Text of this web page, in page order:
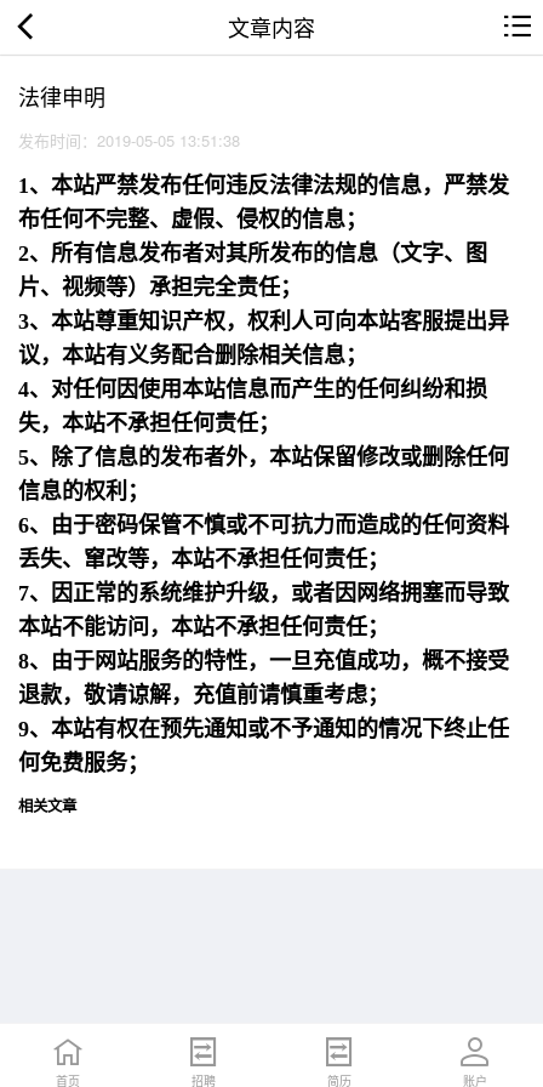
文章内容
法律申明
发布时间：2019-05-05 13:51:38
1、本站严禁发布任何违反法律法规的信息，严禁发
布任何不完整、虚假、侵权的信息；
2、所有信息发布者对其所发布的信息（文字、图
片、视频等）承担完全责任；
3、本站尊重知识产权，权利人可向本站客服提出异
议，本站有义务配合删除相关信息；
4、对任何因使用本站信息而产生的任何纠纷和损
失，本站不承担任何责任；
5、除了信息的发布者外，本站保留修改或删除任何
信息的权利；
6、由于密码保管不慎或不可抗力而造成的任何资料
丢失、窜改等，本站不承担任何责任；
7、因正常的系统维护升级，或者因网络拥塞而导致
本站不能访问，本站不承担任何责任；
8、由于网站服务的特性，一旦充值成功，概不接受
退款，敬请谅解，充值前请慎重考虑；
9、本站有权在预先通知或不予通知的情况下终止任
何免费服务；
相关文章
首页 招聘 简历 账户
首页 招聘 简历 账户